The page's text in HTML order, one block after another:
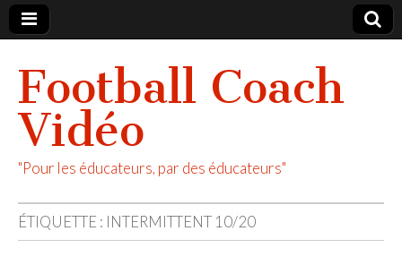
Football Coach
Vidéo
"Pour les éducateurs, par des éducateurs"
ÉTIQUETTE : INTERMITTENT 10/20